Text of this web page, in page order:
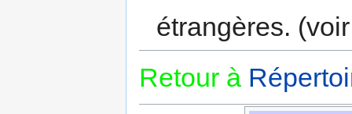
étrangères.
Retour à